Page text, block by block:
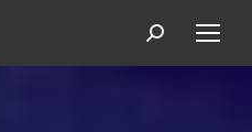
Search: